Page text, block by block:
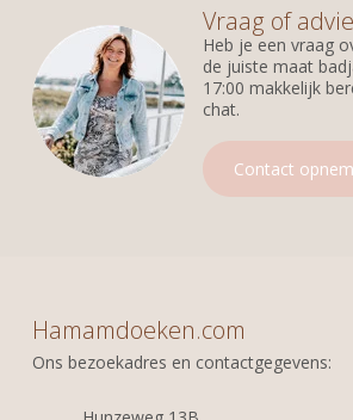
Vraag of
Heb je een vraag
de juiste maat
17:00 makkelijk
chat.
Contact
Hamamdoeken.com
Ons bezoekadres en contactgegevens: